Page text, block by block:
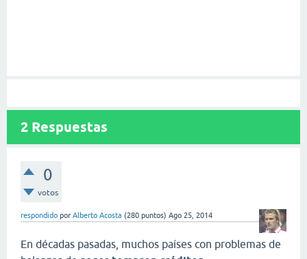
2 Respuestas
0
votos
respondido por Alberto Acosta (280 puntos) Ago 25, 2014
En décadas pasadas, muchos países con problemas de